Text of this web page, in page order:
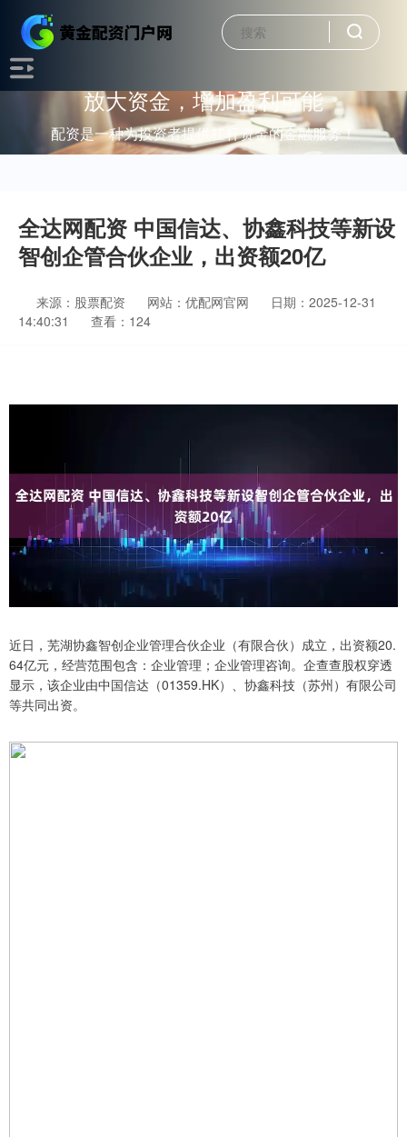
放大资金，增加盈利可能
配资是一种为投资者提供杠杆资金的金融服务！
全达网配资 中国信达、协鑫科技等新设
智创企管合伙企业，出资额20亿
来源：股票配资 网站：优配网官网
日期：2025-12-31
14:40:31
查看：124
近日，芜湖协鑫智创企业管理合伙企业（有限合伙）成立，出资额20.
64亿元，经营范围包含：企业管理；企业管理咨询。企查查股权穿透
显示，该企业由中国信达（01359.HK）、协鑫科技（苏州）有限公司
等共同出资。